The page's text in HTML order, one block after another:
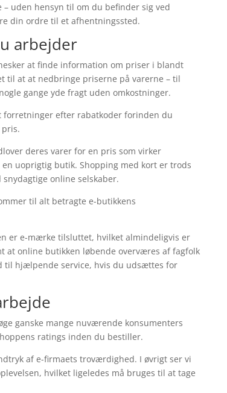
uden hensyn til om du befinder sig ved
din ordre til et afhentningssted.
arbejder
at finde information om priser i blandt
til at at nedbringe priserne på varerne – til
gange yde fragt uden omkostninger.
forretninger efter rabatkoder forinden du
deres varer for en pris som virker
uoprigtig butik. Shopping med kort er trods
online selskaber.
til alt betragte e-butikkens
er e-mærke tilsluttet, hvilket almindeligvis er
at online butikken løbende overværes af fagfolk
til hjælpende service, hvis du udsættes for
ganske mange nuværende konsumenters
ratings inden du bestiller.
af e-firmaets troværdighed. I øvrigt ser vi
hvilket ligeledes må bruges til at tage